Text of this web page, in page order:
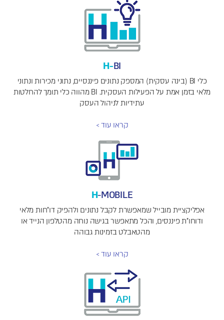
H-BI
כלי BI (בינה עסקית) המספק נתונים פיננסיים, נתוני מכירות ונתוני
מלאי בזמן אמת על הפעילות העסקית. BI מהווה כלי תומך להחלטות
עתידיות לניהול העסק
קראו עוד >
H-MOBILE
אפליקציית מובייל שמאפשרת לקבל נתונים ולהפיק דו"חות מלאי
ודוחו"ת פיננסים, והכל מתאפשר בגישה נוחה מהטלפון הנייד או
מהטאבלט בזמינות גבוהה
קראו עוד >